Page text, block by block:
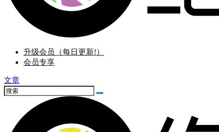
升级会员（每日更新!）
会员专享
文章